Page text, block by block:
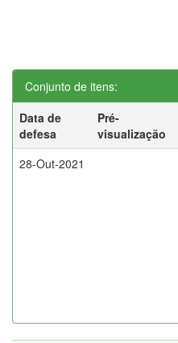
Conjunto de itens:
Data de
defesa
Pré-
visualização
28-Out-2021